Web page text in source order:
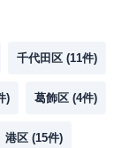
千代田区 (11件)
) 葛飾区 (4件)
港区 (15件)